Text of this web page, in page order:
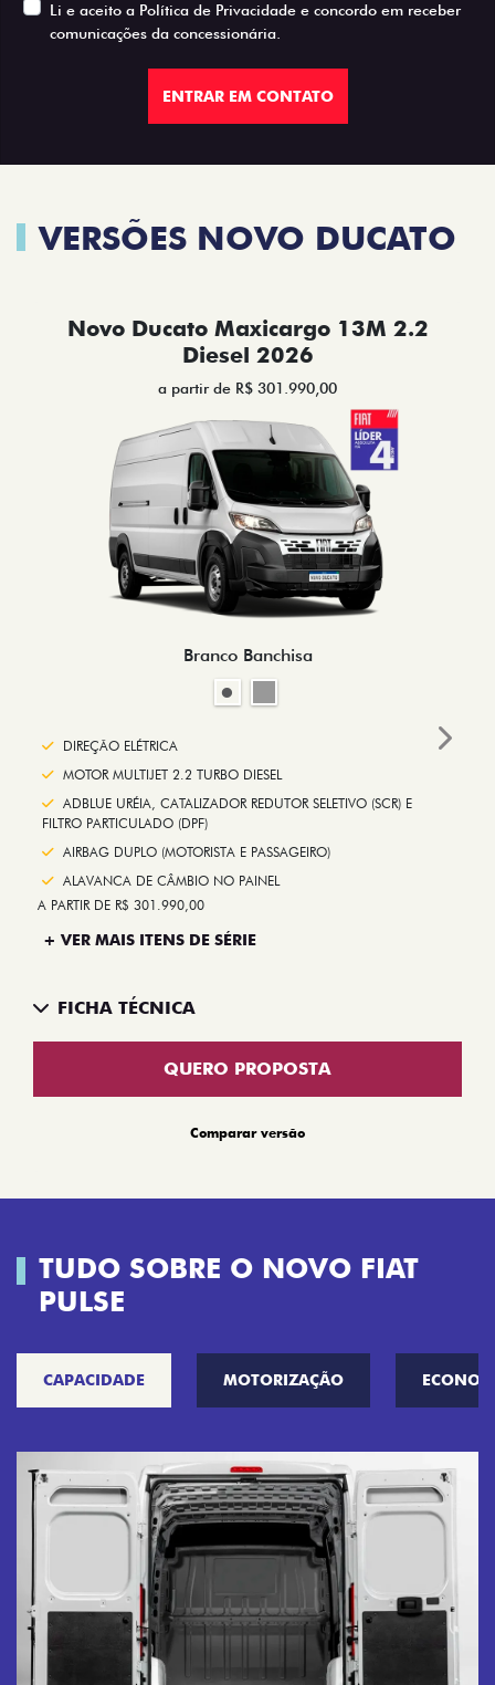
Li e aceito a Política de Privacidade e concordo em receber
comunicações da concessionária.
ENTRAR EM CONTATO
VERSÕES NOVO DUCATO
Novo Ducato Maxicargo 13M 2.2
Diesel 2026
a partir de R$ 301.990,00
Branco Banchisa
DIREÇÃO ELÉTRICA
MOTOR MULTIJET 2.2 TURBO DIESEL
ADBLUE URÉIA, CATALIZADOR REDUTOR SELETIVO (SCR) E
FILTRO PARTICULADO (DPF)
AIRBAG DUPLO (MOTORISTA E PASSAGEIRO)
ALAVANCA DE CÂMBIO NO PAINEL
A PARTIR DE R$ 301.990,00
+ VER MAIS ITENS DE SÉRIE
FICHA TÉCNICA
QUERO PROPOSTA
Comparar versão
Next
TUDO SOBRE O NOVO FIAT
PULSE
CAPACIDADE MOTORIZAÇÃO